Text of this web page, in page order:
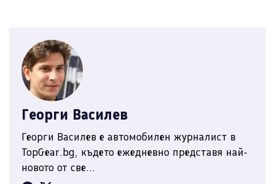
Георги Василев
Георги Василев е автомобилен журналист в
TopGear.bg, където ежедневно представя най-
новото от све...